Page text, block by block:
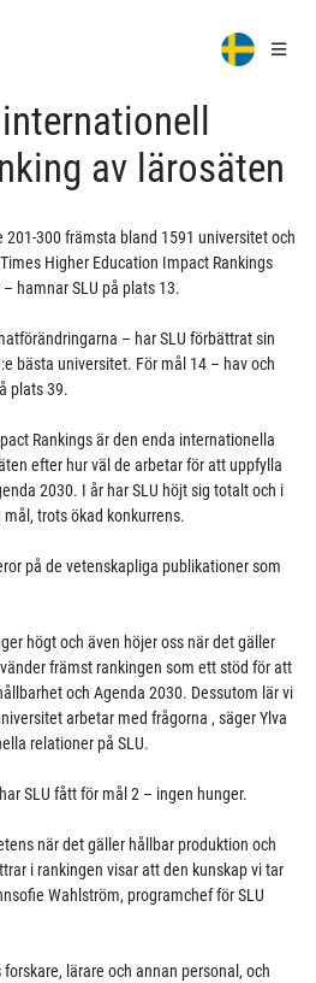
av lärosäten
201-300 främsta bland 1591 universitet och
Higher Education Impact Rankings
hamnar SLU på plats 13.
– har SLU förbättrat sin
bästa universitet. För mål 14 – hav och
plats 39.
Rankings är den enda internationella
efter hur väl de arbetar för att uppfylla
2030. I år har SLU höjt sig totalt och i
trots ökad konkurrens.
på de vetenskapliga publikationer som
högt och även höjer oss när det gäller
främst rankingen som ett stöd för att
och Agenda 2030. Dessutom lär vi
arbetar med frågorna , säger Ylva
relationer på SLU.
SLU fått för mål 2 – ingen hunger.
när det gäller hållbar produktion och
i rankingen visar att den kunskap vi tar
Wahlström, programchef för SLU
lärare och annan personal, och